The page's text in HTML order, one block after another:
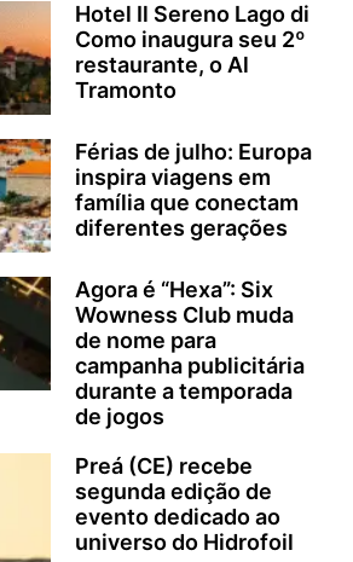
Hotel Il Sereno Lago di
Como inaugura seu 2º
restaurante, o Al
Tramonto
Férias de julho: Europa
inspira viagens em
família que conectam
diferentes gerações
Agora é “Hexa”: Six
Wowness Club muda
de nome para
campanha publicitária
durante a temporada
de jogos
Preá (CE) recebe
segunda edição de
evento dedicado ao
universo do Hidrofoil